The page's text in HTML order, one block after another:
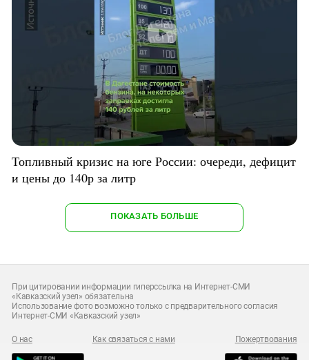
Топливный кризис на юге России: очереди, дефицит
и цены до 140р за литр
ПОКАЗАТЬ БОЛЬШЕ
При цитировании информации гиперссылка на Интернет-СМИ
«Кавказский узел» обязательна
Использование фото возможно только с предварительного согласия
Интернет-СМИ «Кавказский узел»
О нас Как связаться с нами Пожертвования